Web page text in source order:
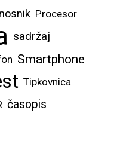
Procesor
sadržaj
Smartphone
Tipkovnica
časopis